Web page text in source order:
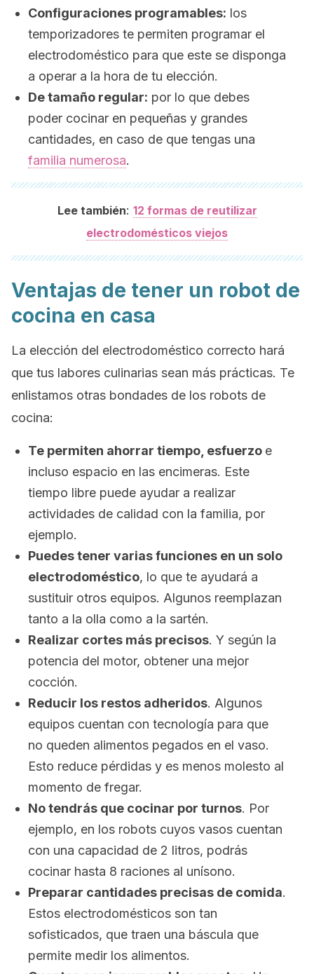
Configuraciones programables: los
temporizadores te permiten programar el
electrodoméstico para que este se disponga
a operar a la hora de tu elección.
De tamaño regular: por lo que debes
poder cocinar en pequeñas y grandes
cantidades, en caso de que tengas una
familia numerosa.
Lee también: 12 formas de reutilizar
electrodomésticos viejos
Ventajas de tener un robot de
cocina en casa
La elección del electrodoméstico correcto hará
que tus labores culinarias sean más prácticas. Te
enlistamos otras bondades de los robots de
cocina:
Te permiten ahorrar tiempo, esfuerzo e
incluso espacio en las encimeras. Este
tiempo libre puede ayudar a realizar
actividades de calidad con la familia, por
ejemplo.
Puedes tener varias funciones en un solo
electrodoméstico, lo que te ayudará a
sustituir otros equipos. Algunos reemplazan
tanto a la olla como a la sartén.
Realizar cortes más precisos. Y según la
potencia del motor, obtener una mejor
cocción.
Reducir los restos adheridos. Algunos
equipos cuentan con tecnología para que
no queden alimentos pegados en el vaso.
Esto reduce pérdidas y es menos molesto al
momento de fregar.
No tendrás que cocinar por turnos. Por
ejemplo, en los robots cuyos vasos cuentan
con una capacidad de 2 litros, podrás
cocinar hasta 8 raciones al unísono.
Preparar cantidades precisas de comida.
Estos electrodomésticos son tan
sofisticados, que traen una báscula que
permite medir los alimentos.